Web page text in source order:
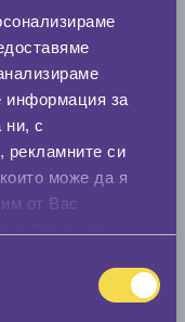
информация за
ни, с
рекламните си
може да я
от Вас
€ / 156.60 лв.
виж повече